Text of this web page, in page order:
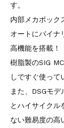
す。
内部メカボック
オートにバイナ
高機能を搭載！
樹脂製のSIG
しですぐ使って
また、DSGモ
とハイサイクル
ない難易度の高